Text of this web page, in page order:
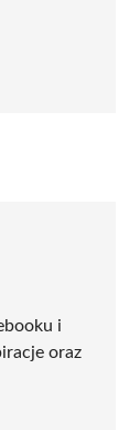
i
oraz